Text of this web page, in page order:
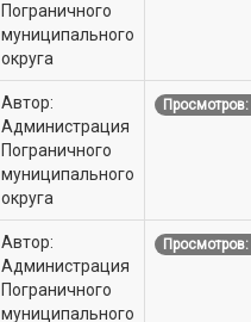
Пограничного
муниципального
округа
Автор:
Администрация
Пограничного
муниципального
округа
Автор:
Администрация
Пограничного
муниципального